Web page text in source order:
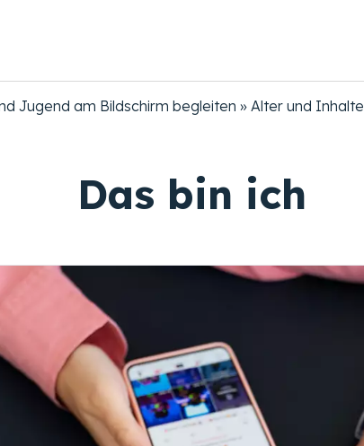
Jugend am Bildschirm begleiten Alter und Inhalte
Das bin ich